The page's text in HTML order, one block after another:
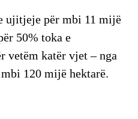
ujitjeje për mbi 11 mijë
50% toka e
vetëm katër vjet – nga
120 mijë hektarë.